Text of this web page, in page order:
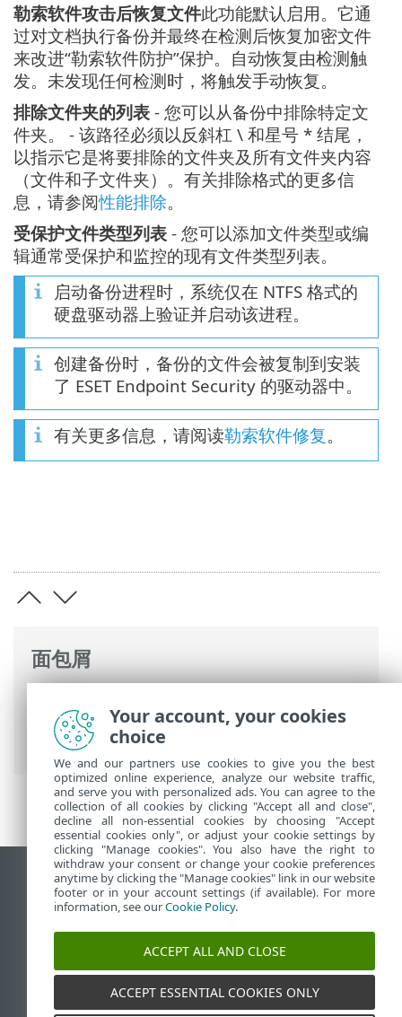
面包屑
高级设置
>保护 > HIPS - 基于主机的入侵预
防系统
勒索软件攻击后恢复文件此功能默认启用。它通
过对文档执行备份并最终在检测后恢复加密文件
来改进“勒索软件防护”保护。自动恢复由检测触
发。未发现任何检测时，将触发手动恢复。
排除文件夹的列表 - 您可以从备份中排除特定文
件夹。 - 该路径必须以反斜杠 \ 和星号 * 结尾，
以指示它是将要排除的文件夹及所有文件夹内容
（文件和子文件夹）。有关排除格式的更多信
息，请参阅性能排除。
受保护文件类型列表 - 您可以添加文件类型或编
辑通常受保护和监控的现有文件类型列表。
启动备份进程时，系统仅在 NTFS 格式的
硬盘驱动器上验证并启动该进程。
创建备份时，备份的文件会被复制到安装
了 ESET Endpoint Security 的驱动器中。
有关更多信息，请阅读勒索软件修复。
查看桌面站点
End of Life
ESET 知识库
ESET Status Portal
Your account, your cookies
choice
We and our partners use cookies to give you the best
optimized online experience, analyze our website traffic,
and serve you with personalized ads. You can agree to the
collection of all cookies by clicking "Accept all and close",
decline all non-essential cookies by choosing "Accept
essential cookies only", or adjust your cookie settings by
clicking "Manage cookies". You also have the right to
withdraw your consent or change your cookie preferences
anytime by clicking the "Manage cookies" link in our website
footer or in your account settings (if available). For more
information, see ourCookie Policy.
ACCEPT ALL AND CLOSE
ACCEPT ESSENTIAL COOKIES ONLY